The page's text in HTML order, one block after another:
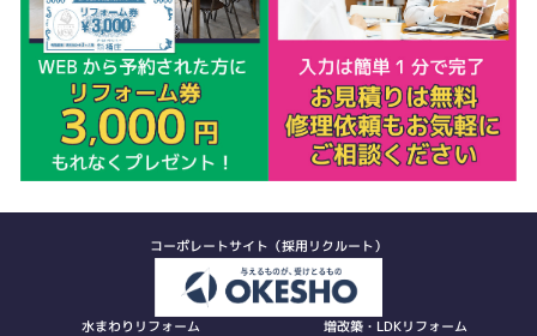
コーポレートサイト（採用リクルート）
水まわりリフォーム 増改築・LDKリフォーム